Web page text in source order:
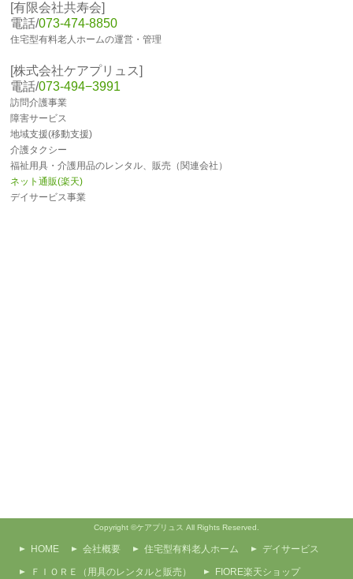
[有限会社共寿会]
電話/073-474-8850
住宅型有料老人ホームの運営・管理
[株式会社ケアプリュス]
電話/073-494−3991
訪問介護事業
障害サービス
地域支援(移動支援)
介護タクシー
福祉用具・介護用品のレンタル、販売（関連会社）
ネット通販(楽天)
デイサービス事業
Copyright ©ケアプリュス All Rights Reserved.
HOME 会社概要 住宅型有料老人ホーム デイサービス
ＦＩＯＲＥ（用具のレンタルと販売） FIORE楽天ショップ